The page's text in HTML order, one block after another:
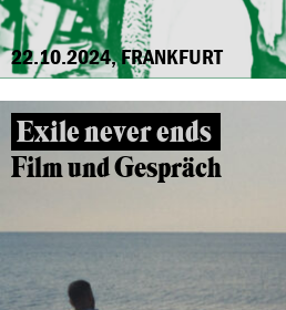
22.10.2024, FRANKFURT
Exile never ends
Film und Gespräch